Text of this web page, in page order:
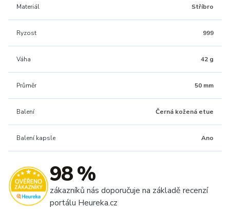
Materiál Stříbro
Ryzost 999
Váha 42 g
Průměr 50 mm
Balení Černá kožená etue
Balení kapsle Ano
98 %
zákazníků nás doporučuje na základě recenzí
portálu Heureka.cz